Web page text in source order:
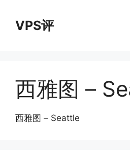
VPS评
西雅图 –
西雅图 – Seattle